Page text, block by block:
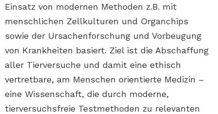
Einsatz von modernen Methoden z.B. mit
menschlichen Zellkulturen und Organchips
sowie der Ursachenforschung und Vorbeugung
von Krankheiten basiert. Ziel ist die Abschaffung
aller Tierversuche und damit eine ethisch
vertretbare, am Menschen orientierte Medizin –
eine Wissenschaft, die durch moderne,
tierversuchsfreie Testmethoden zu relevanten